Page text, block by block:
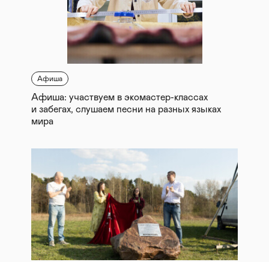
Афиша
Афиша: участвуем в экомастер-классах
и забегах, слушаем песни на разных языках
мира